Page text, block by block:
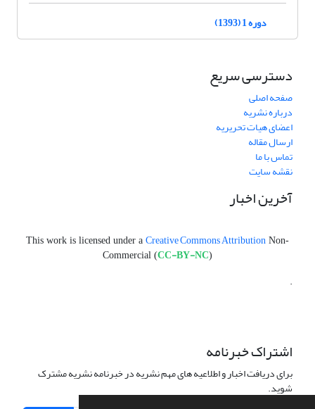
دوره 1 (1393)
دسترسی سریع
صفحه اصلی
درباره نشریه
اعضای هیات تحریریه
ارسال مقاله
تماس با ما
نقشه سایت
آخرین اخبار
This work is licensed under a Creative Commons Attribution Non-
Commercial (CC-BY-NC)
.
اشتراک خبرنامه
برای دریافت اخبار و اطلاعیه های مهم نشریه در خبرنامه نشریه مشترک
شوید.